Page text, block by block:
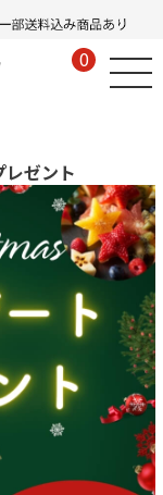
0
ゼント